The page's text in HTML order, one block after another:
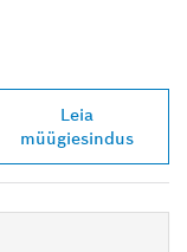
Leia
müügiesindus